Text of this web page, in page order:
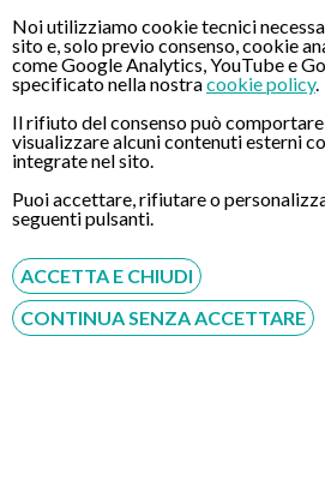
Noi utilizziamo cookie tecnici
sito e, solo previo consenso, cookie
come Google Analytics, YouTube e
specificato nella nostracookie policy.
Il rifiuto del consenso può
visualizzare alcuni contenuti esterni
integrate nel sito.
Puoi accettare, rifiutare o
seguenti pulsanti.
ACCETTA E CHIUDI
CONTINUA SENZA ACCETTARE
l’ulcera duodenale: l’esame rileva
duodeno;
la celiachia, l’intolleranza al glutine,
cereali, che provoca
malassorbimento. Serve anche a
esofago, duodeno (rari).
Mangiarotti)
Clicca QUI per prenotare un